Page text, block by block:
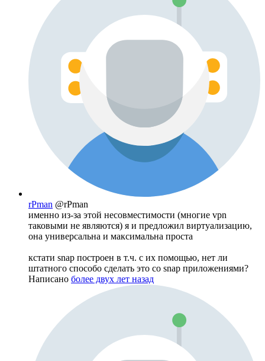
rPman @rPman
именно из-за этой несовместимости (многие vpn
таковыми не являются) я и предложил виртуализацию,
она универсальна и максимальна проста
кстати snap построен в т.ч. с их помощью, нет ли
штатного способо сделать это со snap приложениями?
Написано более двух лет назад